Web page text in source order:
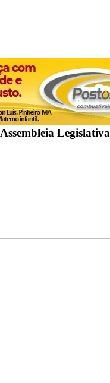
Legislativa